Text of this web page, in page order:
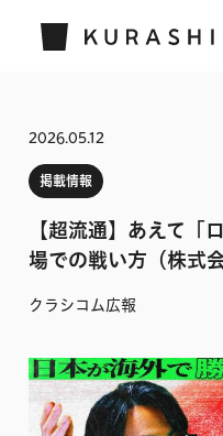
2026.05.12
掲載情報
【超流通】あえて「
場での戦い方（株式
クラシコム広報